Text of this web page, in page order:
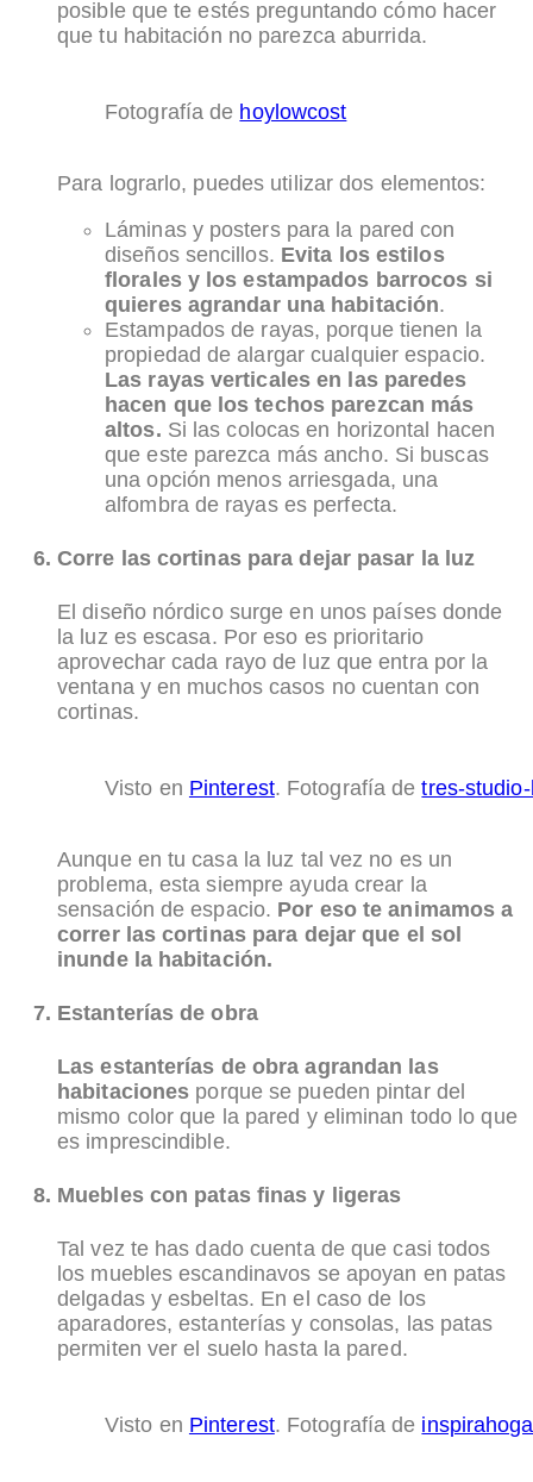
posible que te estés preguntando cómo hacer
que tu habitación no parezca aburrida.
Fotografía de hoylowcost
Para lograrlo, puedes utilizar dos elementos:
Láminas y posters para la pared con
diseños sencillos. Evita los estilos
florales y los estampados barrocos si
quieres agrandar una habitación.
Estampados de rayas, porque tienen la
propiedad de alargar cualquier espacio.
Las rayas verticales en las paredes
hacen que los techos parezcan más
altos. Si las colocas en horizontal hacen
que este parezca más ancho. Si buscas
una opción menos arriesgada, una
alfombra de rayas es perfecta.
Corre las cortinas para dejar pasar la luz
El diseño nórdico surge en unos países donde
la luz es escasa. Por eso es prioritario
aprovechar cada rayo de luz que entra por la
ventana y en muchos casos no cuentan con
cortinas.
Visto en Pinterest. Fotografía detres-
Aunque en tu casa la luz tal vez no es un
problema, esta siempre ayuda crear la
sensación de espacio. Por eso te animamos a
correr las cortinas para dejar que el sol
inunde la habitación.
Estanterías de obra
Las estanterías de obra agrandan las
habitaciones porque se pueden pintar del
mismo color que la pared y eliminan todo lo que
es imprescindible.
Muebles con patas finas y ligeras
Tal vez te has dado cuenta de que casi todos
los muebles escandinavos se apoyan en patas
delgadas y esbeltas. En el caso de los
aparadores, estanterías y consolas, las patas
permiten ver el suelo hasta la pared.
Visto en Pinterest. Fotografía de